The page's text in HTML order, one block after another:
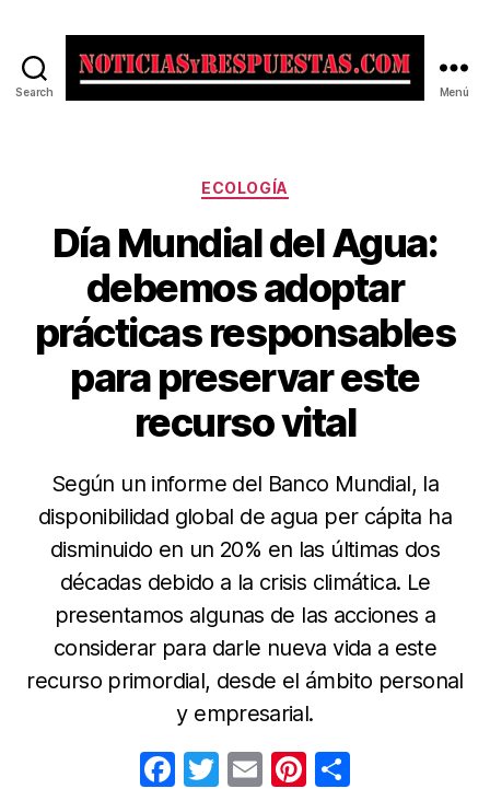
Search Menú
Categorías
ECOLOGÍA
Día Mundial del Agua:
debemos adoptar
prácticas responsables
para preservar este
recurso vital
Según un informe del Banco Mundial, la
disponibilidad global de agua per cápita ha
disminuido en un 20% en las últimas dos
décadas debido a la crisis climática. Le
presentamos algunas de las acciones a
considerar para darle nueva vida a este
recurso primordial, desde el ámbito personal
y empresarial.
F T E Pi